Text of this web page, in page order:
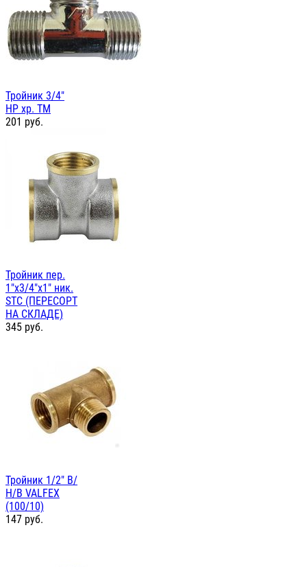
Тройник 3/4"
НР хр. TM
201 руб.
Тройник пер.
1"х3/4"х1" ник.
STC (ПЕРЕСОРТ
НА СКЛАДЕ)
345 руб.
Тройник 1/2" В/
Н/В VALFEX
(100/10)
147 руб.